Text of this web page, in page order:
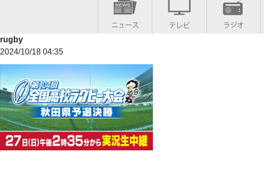
rugby
2024/10/18 04:35